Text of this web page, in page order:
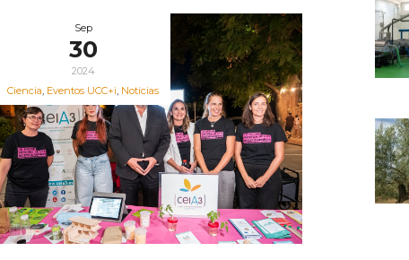
Sep
30
2024
Ciencia, Eventos UCC+i, Noticias